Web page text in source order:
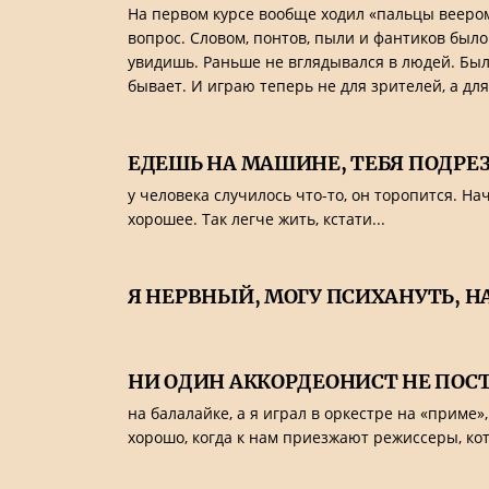
На первом курсе вообще ходил «пальцы
вопрос. Словом, понтов, пыли и фантиков
увидишь. Раньше не вглядывался в людей.
бывает. И играю теперь не для зрителей, а
ЕДЕШЬ НА МАШИНЕ, ТЕБЯ
у человека случилось что-то, он торопится.
хорошее. Так легче жить, кстати...
Я НЕРВНЫЙ, МОГУ ПСИХАНУТЬ,
НИ ОДИН АККОРДЕОНИСТ НЕ
на балалайке, а я играл в оркестре на
хорошо, когда к нам приезжают режиссеры,